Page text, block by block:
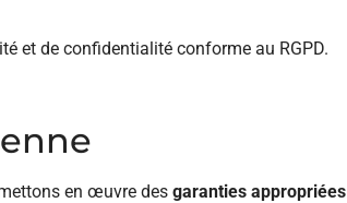
et de confidentialité conforme au RGPD.
en œuvre des garanties appropriées